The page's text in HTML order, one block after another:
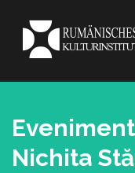
Nichita